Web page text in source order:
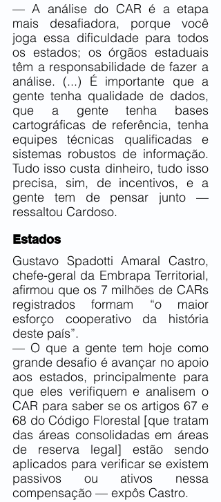
— A análise do CAR é a etapa
mais desafiadora, porque você
joga essa dificuldade para todos
os estados; os órgãos estaduais
têm a responsabilidade de fazer a
análise. (...) É importante que a
gente tenha qualidade de dados,
que a gente tenha bases
cartográficas de referência, tenha
equipes técnicas qualificadas e
sistemas robustos de informação.
Tudo isso custa dinheiro, tudo isso
precisa, sim, de incentivos, e a
gente tem de pensar junto —
ressaltou Cardoso.
Estados
Gustavo Spadotti Amaral Castro,
chefe-geral da Embrapa Territorial,
afirmou que os 7 milhões de CARs
registrados formam “o maior
esforço cooperativo da história
deste país”.
— O que a gente tem hoje como
grande desafio é avançar no apoio
aos estados, principalmente para
que eles verifiquem e analisem o
CAR para saber se os artigos 67 e
68 do Código Florestal [que tratam
das áreas consolidadas em áreas
de reserva legal] estão sendo
aplicados para verificar se existem
passivos ou ativos nessa
compensação — expôs Castro.